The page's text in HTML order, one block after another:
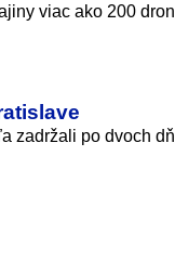
viac ako 200
zadržali po dvoch